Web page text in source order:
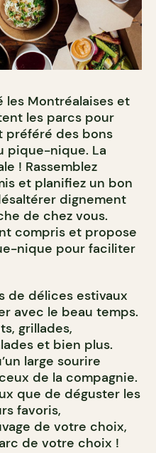
les Montréalaises et
les parcs pour
préféré des bons
pique-nique. La
! Rassemblez
et planifiez un bon
dignement
de chez vous.
compris et propose
nique pour faciliter
de délices estivaux
avec le beau temps.
grillades,
et bien plus.
large sourire
de la compagnie.
que de déguster les
favoris,
de votre choix,
de votre choix !